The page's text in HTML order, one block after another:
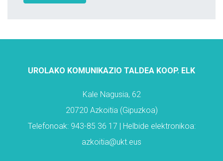
UROLAKO KOMUNIKAZIO TALDEA KOOP. ELK
Kale Nagusia, 62
20720 Azkoitia (Gipuzkoa)
Telefonoak: 943-85 36 17 | Helbide elektronikoa:
azkoitia@ukt.eus